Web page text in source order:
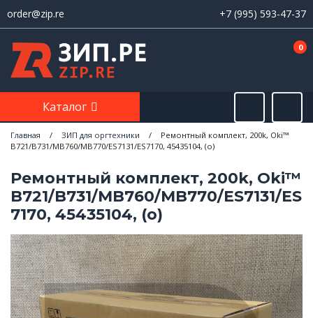
order@zip.re +7 (995) 593-47-37
0
Каталог
Главная / ЗИП для оргтехники /
Ремонтный комплект, 200k, Oki™
B721/B731/MB760/MB770/ES7131/ES7170, 45435104, (о)
Ремонтный комплект, 200k, Oki™
B721/B731/MB760/MB770/ES7131/ES
7170, 45435104, (о)